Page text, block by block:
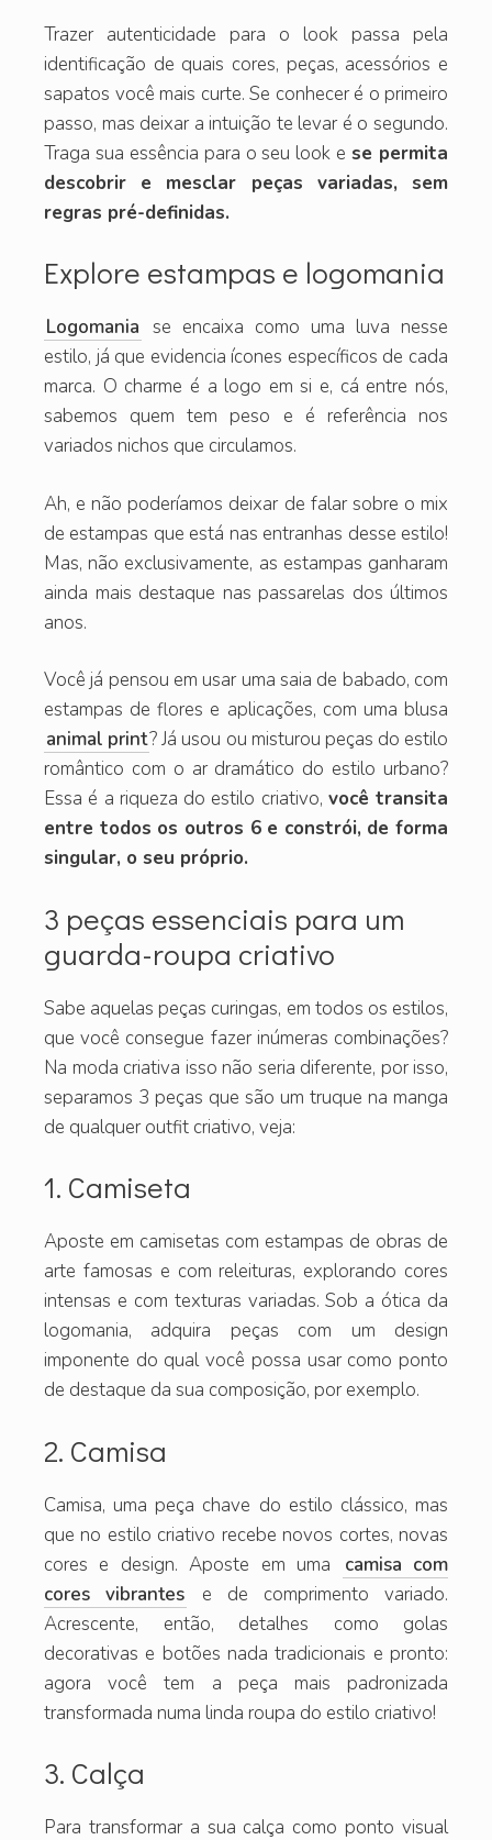
Trazer autenticidade para o look passa pela
identificação de quais cores, peças, acessórios e
sapatos você mais curte. Se conhecer é o primeiro
passo, mas deixar a intuição te levar é o segundo.
Traga sua essência para o seu look ese permita
descobrir e mesclar peças variadas, sem
regras pré-definidas.
Explore estampas e logomania
Logomania se encaixa como uma luva nesse
estilo, já que evidencia ícones específicos de cada
marca. O charme é a logo em si e, cá entre nós,
sabemos quem tem peso e é referência nos
variados nichos que circulamos.
Ah, e não poderíamos deixar de falar sobre o mix
de estampas que está nas entranhas desse estilo!
Mas, não exclusivamente, as estampas ganharam
ainda mais destaque nas passarelas dos últimos
anos.
Você já pensou em usar uma saia de babado, com
estampas de flores e aplicações, com uma blusa
animal print? Já usou ou misturou peças do estilo
romântico com o ar dramático do estilo urbano?
Essa é a riqueza do estilo criativo, você transita
entre todos os outros 6 e constrói, de forma
singular, o seu próprio.
3 peças essenciais para um
guarda-roupa criativo
Sabe aquelas peças curingas, em todos os estilos,
que você consegue fazer inúmeras combinações?
Na moda criativa isso não seria diferente, por isso,
separamos 3 peças que são um truque na manga
de qualquer outfit criativo, veja:
1. Camiseta
Aposte em camisetas com estampas de obras de
arte famosas e com releituras, explorando cores
intensas e com texturas variadas. Sob a ótica da
logomania, adquira peças com um design
imponente do qual você possa usar como ponto
de destaque da sua composição, por exemplo.
2. Camisa
Camisa, uma peça chave do estilo clássico, mas
que no estilo criativo recebe novos cortes, novas
cores e design. Aposte em uma
camisa com
cores vibrantes e de comprimento variado.
Acrescente, então, detalhes como golas
decorativas e botões nada tradicionais e pronto:
agora você tem a peça mais padronizada
transformada numa linda roupa do estilo criativo!
3. Calça
Para transformar a sua calça como ponto visual